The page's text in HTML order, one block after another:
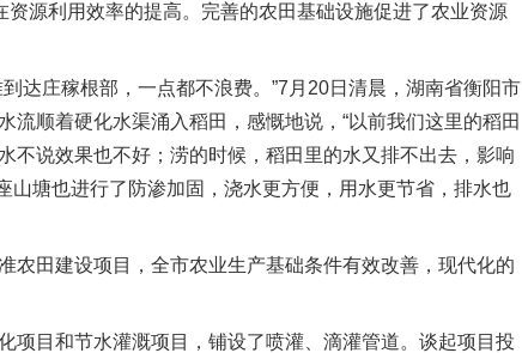
源利用效率的提高。完善的农田基础设施促进了农业资源
庄稼根部，一点都不浪费。”7月20日清晨，湖南省衡阳市
顺着硬化水渠涌入稻田，感慨地说，“以前我们这里的稻田
不说效果也不好；涝的时候，稻田里的水又排不出去，影响
塘也进行了防渗加固，浇水更方便，用水更节省，排水也
田建设项目，全市农业生产基础条件有效改善，现代化的
目和节水灌溉项目，铺设了喷灌、滴灌管道。谈起项目投